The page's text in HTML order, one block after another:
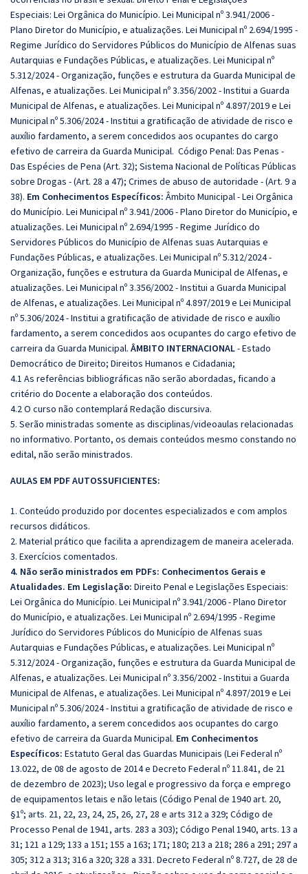
Especiais: Lei Orgânica do Município. Lei Municipal nº 3.941/2006 -
Plano Diretor do Município, e atualizações. Lei Municipal nº 2.694/1995 -
Regime Jurídico do Servidores Públicos do Município de Alfenas suas
Autarquias e Fundações Públicas, e atualizações. Lei Municipal nº
5.312/2024 - Organização, funções e estrutura da Guarda Municipal de
Alfenas, e atualizações. Lei Municipal nº 3.356/2002 - Institui a Guarda
Municipal de Alfenas, e atualizações. Lei Municipal nº 4.897/2019 e Lei
Municipal nº 5.306/2024 - Institui a gratificação de atividade de risco e
auxílio fardamento, a serem concedidos aos ocupantes do cargo
efetivo de carreira da Guarda Municipal. Código Penal: Das Penas -
Das Espécies de Pena (Art. 32); Sistema Nacional de Políticas Públicas
sobre Drogas - (Art. 28 a 47); Crimes de abuso de autoridade - (Art. 9 a
38). Em Conhecimentos Específicos: Âmbito Municipal - Lei Orgânica
do Município. Lei Municipal nº 3.941/2006 - Plano Diretor do Município, e
atualizações. Lei Municipal nº 2.694/1995 - Regime Jurídico do
Servidores Públicos do Município de Alfenas suas Autarquias e
Fundações Públicas, e atualizações. Lei Municipal nº 5.312/2024 -
Organização, funções e estrutura da Guarda Municipal de Alfenas, e
atualizações. Lei Municipal nº 3.356/2002 - Institui a Guarda Municipal
de Alfenas, e atualizações. Lei Municipal nº 4.897/2019 e Lei Municipal
nº 5.306/2024 - Institui a gratificação de atividade de risco e auxílio
fardamento, a serem concedidos aos ocupantes do cargo efetivo de
carreira da Guarda Municipal. ÂMBITO INTERNACIONAL- Estado
Democrático de Direito; Direitos Humanos e Cidadania;
4.1 As referências bibliográficas não serão abordadas, ficando a
critério do Docente a elaboração dos conteúdos.
4.2 O curso não contemplará Redação discursiva.
5. Serão ministradas somente as disciplinas/videoaulas relacionadas
no informativo. Portanto, os demais conteúdos mesmo constando no
edital, não serão ministrados.
AULAS EM PDF AUTOSSUFICIENTES:
1. Conteúdo produzido por docentes especializados e com amplos
recursos didáticos.
2. Material prático que facilita a aprendizagem de maneira acelerada.
3. Exercícios comentados.
4. Não serão ministrados em PDFs: Conhecimentos Gerais e
Atualidades. Em Legislação: Direito Penal e Legislações Especiais:
Lei Orgânica do Município. Lei Municipal nº 3.941/2006 - Plano Diretor
do Município, e atualizações. Lei Municipal nº 2.694/1995 - Regime
Jurídico do Servidores Públicos do Município de Alfenas suas
Autarquias e Fundações Públicas, e atualizações. Lei Municipal nº
5.312/2024 - Organização, funções e estrutura da Guarda Municipal de
Alfenas, e atualizações. Lei Municipal nº 3.356/2002 - Institui a Guarda
Municipal de Alfenas, e atualizações. Lei Municipal nº 4.897/2019 e Lei
Municipal nº 5.306/2024 - Institui a gratificação de atividade de risco e
auxílio fardamento, a serem concedidos aos ocupantes do cargo
efetivo de carreira da Guarda Municipal. Em Conhecimentos
Específicos: Estatuto Geral das Guardas Municipais (Lei Federal nº
13.022, de 08 de agosto de 2014 e Decreto Federal nº 11.841, de 21
de dezembro de 2023); Uso legal e progressivo da força e emprego
de equipamentos letais e não letais (Código Penal de 1940 art. 20,
§1º; arts. 21, 22, 23, 24, 25, 26, 27, 28 e arts 312 a 329; Código de
Processo Penal de 1941, arts. 283 a 303); Código Penal 1940, arts. 13 a
31; 121 a 129; 133 a 151; 155 a 163; 171; 180; 213 a 218; 286 a 291; 297 a
305; 312 a 313; 316 a 320; 328 a 331. Decreto Federal nº 8.727, de 28 de